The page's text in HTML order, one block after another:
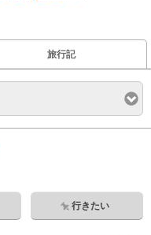
旅行記
行きたい